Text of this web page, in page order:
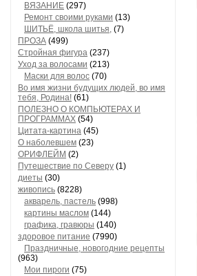
ВЯЗАНИЕ (297)
Ремонт своими руками (13)
ШИТЬЁ, школа шитья, (7)
ПРОЗА (499)
Стройная фигура (237)
Уход за волосами (213)
Маски для волос (70)
Во имя жизни будущих людей, во имя
тебя, Родина! (61)
ПОЛЕЗНО О КОМПЬЮТЕРАХ И
ПРОГРАММАХ (54)
Цитата-картина (45)
О наболевшем (23)
ОРИФЛЕЙМ (2)
Путешествие по Северу (1)
диеты (30)
живопись (8228)
акварель, пастель (998)
картины маслом (144)
графика, гравюры (140)
здоровое питание (7990)
Праздничные, новогодние рецепты
(963)
Мои пироги (75)